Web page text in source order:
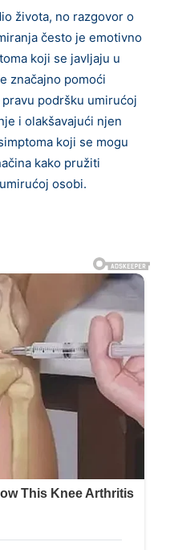
života, no razgovor o
često je emotivno
koji se javljaju u
značajno pomoći
podršku umirućoj
i olakšavajući njen
koji se mogu
kako pružiti
osobi.